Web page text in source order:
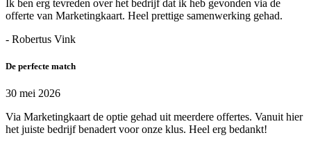
Ik ben erg tevreden over het bedrijf dat ik heb gevonden via de
offerte van Marketingkaart. Heel prettige samenwerking gehad.
- Robertus Vink
De perfecte match
30 mei 2026
Via Marketingkaart de optie gehad uit meerdere offertes. Vanuit hier
het juiste bedrijf benadert voor onze klus. Heel erg bedankt!